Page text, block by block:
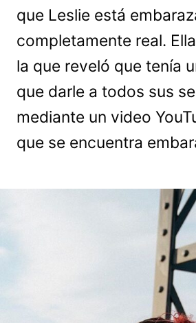
que Leslie está
completamente real.
la que reveló que tenía
que darle a todos sus
mediante un video
que se encuentra